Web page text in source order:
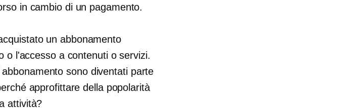
in cambio di un pagamento.
un abbonamento
o l'accesso a contenuti o servizi.
sono diventati parte
approfittare della popolarità
attività?